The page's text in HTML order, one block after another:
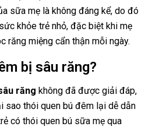
sữa mẹ là không đáng kể, do đó
khỏe trẻ nhỏ, đặc biệt khi mẹ
răng miệng cẩn thận mỗi ngày.
bị sâu răng?
răng không đã được giải đáp,
sao thói quen bú đêm lại dễ dẫn
có thói quen bú sữa mẹ qua